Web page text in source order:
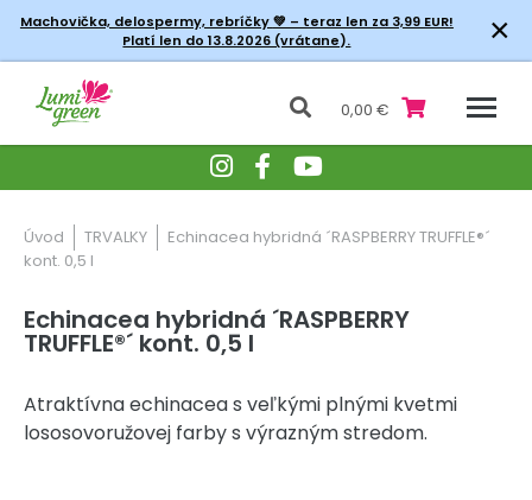
Machovička, delospermy, rebríčky💚 – teraz len za 3,99 EUR!
Platí len do 13.8.2026 (vrátane).
×
0,00 €
Úvod TRVALKY
Echinacea hybridná ´RASPBERRY TRUFFLE®´
kont. 0,5 l
Echinacea hybridná ´RASPBERRY
TRUFFLE®´ kont. 0,5 l
Atraktívna echinacea s veľkými plnými kvetmi
lososovoružovej farby s výrazným stredom.